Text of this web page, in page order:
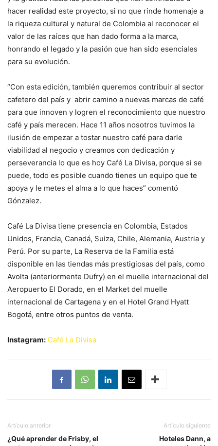
hacer realidad este proyecto, si no que rinde homenaje a
la riqueza cultural y natural de Colombia al reconocer el
valor de las raíces que han dado forma a la marca,
honrando el legado y la pasión que han sido esenciales
para su evolución.
“Con esta edición, también queremos contribuir al sector
cafetero del país y abrir camino a nuevas marcas de café
para que innoven y logren el reconocimiento que nuestro
café y país merecen. Hace 11 años nosotros tuvimos la
ilusión de empezar a tostar nuestro café para darle
viabilidad al negocio y creamos con dedicación y
perseverancia lo que es hoy Café La Divisa, porque si se
puede, todo es posible cuando tienes un equipo que te
apoya y le metes el alma a lo que haces” comentó
Gónzalez.
Café La Divisa tiene presencia en Colombia, Estados
Unidos, Francia, Canadá, Suiza, Chile, Alemania, Austria y
Perú. Por su parte, La Reserva de la Familia está
disponible en las tiendas más prestigiosas del país, como
Avolta (anteriormente Dufry) en el muelle internacional del
Aeropuerto El Dorado, en el Market del muelle
internacional de Cartagena y en el Hotel Grand Hyatt
Bogotá, entre otros puntos de venta.
Instagram: Café La Divisa
Artículo anterior
¿Qué aprender de Frisby, el
Artículo siguiente
Hoteles Dann, a